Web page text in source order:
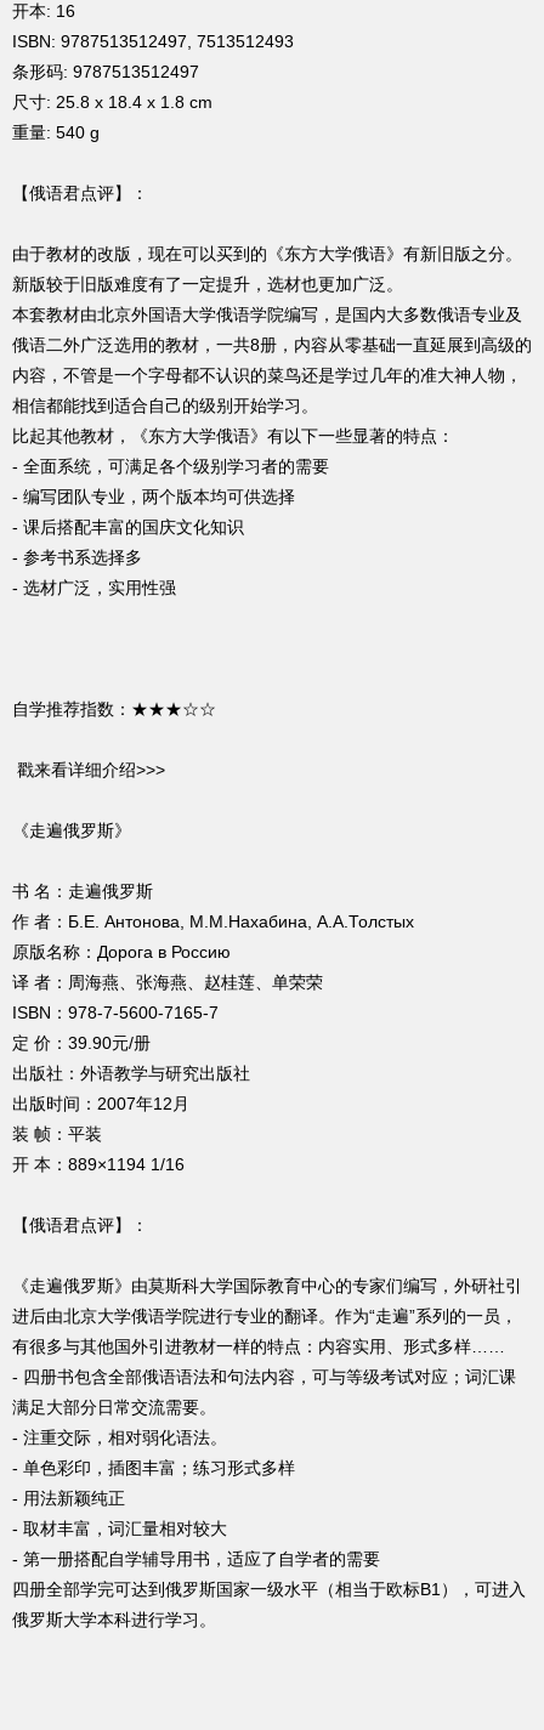
开本: 16
ISBN: 9787513512497, 7513512493
条形码: 9787513512497
尺寸: 25.8 x 18.4 x 1.8 cm
重量: 540 g
【俄语君点评】：
由于教材的改版，现在可以买到的《东方大学俄语》有新旧版之分。
新版较于旧版难度有了一定提升，选材也更加广泛。
本套教材由北京外国语大学俄语学院编写，是国内大多数俄语专业及
俄语二外广泛选用的教材，一共8册，内容从零基础一直延展到高级的
内容，不管是一个字母都不认识的菜鸟还是学过几年的准大神人物，
相信都能找到适合自己的级别开始学习。
比起其他教材，《东方大学俄语》有以下一些显著的特点：
- 全面系统，可满足各个级别学习者的需要
- 编写团队专业，两个版本均可供选择
- 课后搭配丰富的国庆文化知识
- 参考书系选择多
- 选材广泛，实用性强
自学推荐指数：★★★☆☆
戳来看详细介绍>>>
《走遍俄罗斯》
书 名：走遍俄罗斯
作 者：Б.Е. Антонова, М.М.Нахабина, А.А.Толстых
原版名称：Дорога в Россию
译 者：周海燕、张海燕、赵桂莲、单荣荣
ISBN：978-7-5600-7165-7
定 价：39.90元/册
出版社：外语教学与研究出版社
出版时间：2007年12月
装 帧：平装
开 本：889×1194 1/16
【俄语君点评】：
《走遍俄罗斯》由莫斯科大学国际教育中心的专家们编写，外研社引
进后由北京大学俄语学院进行专业的翻译。作为“走遍”系列的一员，
有很多与其他国外引进教材一样的特点：内容实用、形式多样……
- 四册书包含全部俄语语法和句法内容，可与等级考试对应；词汇课
满足大部分日常交流需要。
- 注重交际，相对弱化语法。
- 单色彩印，插图丰富；练习形式多样
- 用法新颖纯正
- 取材丰富，词汇量相对较大
- 第一册搭配自学辅导用书，适应了自学者的需要
四册全部学完可达到俄罗斯国家一级水平（相当于欧标B1），可进入
俄罗斯大学本科进行学习。